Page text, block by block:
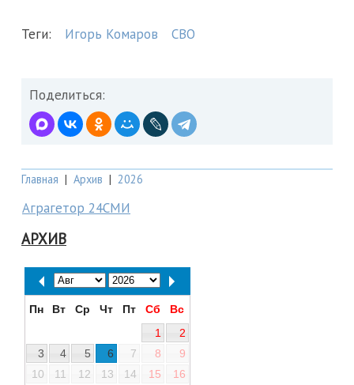
Теги: Игорь Комаров СВО
Поделиться:
Главная | Архив | 2026
Аграгетор 24СМИ
АРХИВ
Пн Вт Ср Чт Пт Сб
Вс
1
2
3
4 5 6 7 8
9
10
11 12 13 14 15
16